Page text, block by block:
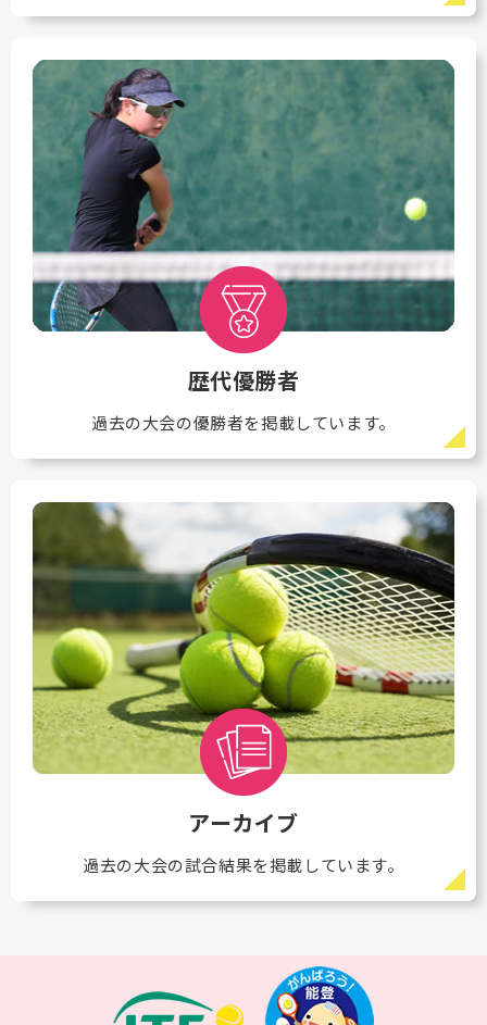
歴代優勝者
過去の大会の優勝者を掲載しています。
アーカイブ
過去の大会の試合結果を掲載しています。